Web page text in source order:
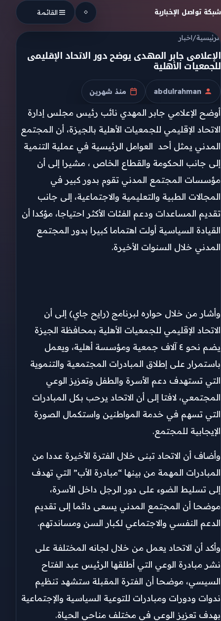
Skip to content
شبكة تواصل الإخبارية القائمة
الرئيسية/اخبار
الإعلامى جابر المهدى يوضح دور الاتحاد الإقليمى
للجمعيات الأهلية
الكاتب
abdulrahman
تاريخ النشر
منذ شهرين
أوضح الإعلامي جابر المهدي نائب رئيس مجلس إدارة
الاتحاد الإقليمي للجمعيات الأهلية بالجيزة، أن المجتمع
المدني يمثل أحد العوامل الرئيسية في عملية التنمية
إلى جانب الحكومة والقطاع الخاص ، مشيرا إلى أن
مؤسسات المجتمع المدني تقوم بدور كبير في
المجالات الطبية والتعليمية والاجتماعية، إلى جانب
تقديم المساعدات ودعم الفئات الأكثر احتياجا، مؤكدا أن
القيادة السياسية أولت اهتماما كبيرا بدور المجتمع
المدني خلال السنوات الأخيرة.
وأشار من خلال حواره لبرنامج (رايح جاي) إلى أن
الاتحاد الإقليمي للجمعيات الأهلية بمحافظة الجيزة
يضم نحو ٤ آلاف جمعية ومؤسسة أهلية، ويعمل
باستمرار على إطلاق المبادرات المجتمعية والتنموية
التي تستهدف دعم الأسرة والطفل وتعزيز الوعي
المجتمعي، لافتا إلى أن الاتحاد يرحب بكل المبادرات
التي تسهم في خدمة المواطنين واستكمال الصورة
الإيجابية للمجتمع.
وأضاف أن الاتحاد تبنى خلال الفترة الأخيرة عددا من
المبادرات المهمة من بينها “مبادرة الأب” التي تهدف
إلى تسليط الضوء على دور الرجل داخل الأسرة،
موضحا أن المجتمع المدني يسعى دائما إلى تقديم
الدعم النفسي والاجتماعي لكبار السن ومساندتهم.
وأكد أن الاتحاد يعمل من خلال لجانه المختلفة على
نشر مبادرة الوعي التي أطلقها الرئيس عبد الفتاح
السيسي، موضحا أن الفترة المقبلة ستشهد تنظيم
ندوات ودورات ومبادرات للتوعية السياسية والإجتماعية
بهدف تعزيز الوعي في مختلف مناحي الحياة.